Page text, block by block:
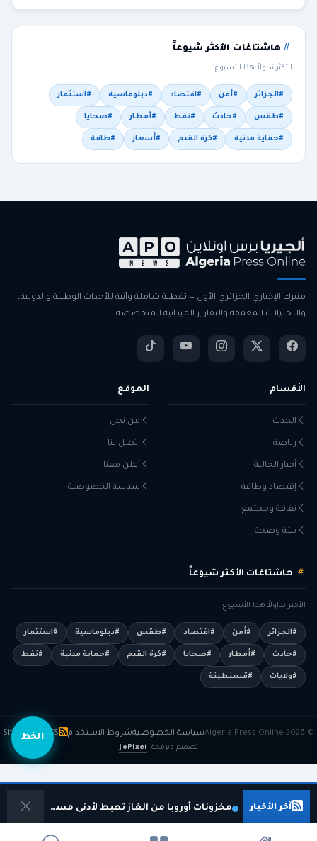
آخر الأخبار مخزونات أوروبا من الغاز تهبط لأدنى مستوى
الخط
هاشتاغات الأكثر شيوعاً
الأكثر تداولاً هذا الأسبوع
#الجزائر #أمن #اقتصاد #دبلوماسية #استثمار
#طقس #حادث #نفط #أمطار #ضحايا
#حماية مدنية #كرة القدم #أسعار #طاقة
منبرك الإخباري الجزائري الأول — تغطية شاملة وآنية للأحداث الوطنية والدولية،
والتحليلات المعمقة والتقارير الميدانية المتخصصة.
الأقسام
الحدث
رياضة
أخبار الجالية
إقتصاد وطاقة
ثقافة ومجتمع
بيئة وصحة
الموقع
من نحن
اتصل بنا
أعلن معنا
سياسة الخصوصية
هاشتاغات الأكثر شيوعاً
الأكثر تداولاً هذا الأسبوع
#الجزائر #أمن #اقتصاد #طقس #دبلوماسية #استثمار
#حادث #أمطار #ضحايا #كرة القدم #حماية مدنية #نفط
#ولايات #قسنطينة
© 2026 Algeria Press Online سياسة الخصوصيةشروط الاستخدام RSS
Sitemap
تصميم وبرمجة JoPixel